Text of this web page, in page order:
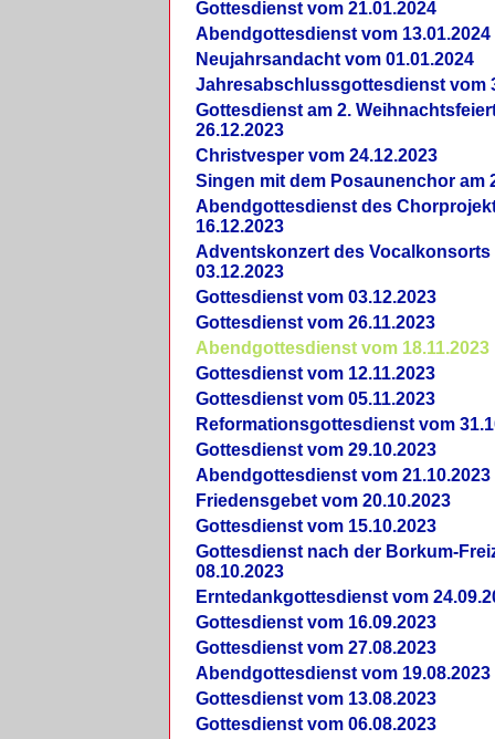
Gottesdienst vom 21.01.2024
Abendgottesdienst vom 13.01.2024
Neujahrsandacht vom 01.01.2024
Jahresabschlussgottesdienst vom
Gottesdienst am 2.
26.12.2023
Christvesper vom 24.12.2023
Singen mit dem Posaunenchor am
Abendgottesdienst des
16.12.2023
Adventskonzert des Vocalkonsorts
03.12.2023
Gottesdienst vom 03.12.2023
Gottesdienst vom 26.11.2023
Abendgottesdienst vom 18.11.2023
Gottesdienst vom 12.11.2023
Gottesdienst vom 05.11.2023
Reformationsgottesdienst vom
Gottesdienst vom 29.10.2023
Abendgottesdienst vom 21.10.2023
Friedensgebet vom 20.10.2023
Gottesdienst vom 15.10.2023
Gottesdienst nach der Borkum-
08.10.2023
Erntedankgottesdienst vom
Gottesdienst vom 16.09.2023
Gottesdienst vom 27.08.2023
Abendgottesdienst vom 19.08.2023
Gottesdienst vom 13.08.2023
Gottesdienst vom 06.08.2023